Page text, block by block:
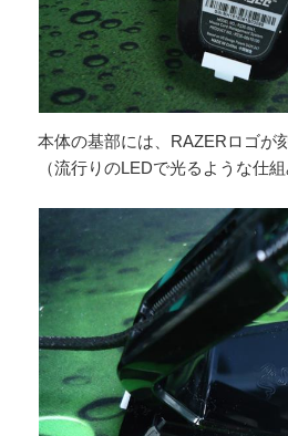
本体の基部には、RAZERロゴが
（流行りのLEDで光るような仕